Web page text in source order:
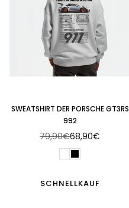
SWEATSHIRT DER PORSCHE GT3RS
992
Normaler
Preis
79,90€68,90€
SCHNELLKAUF